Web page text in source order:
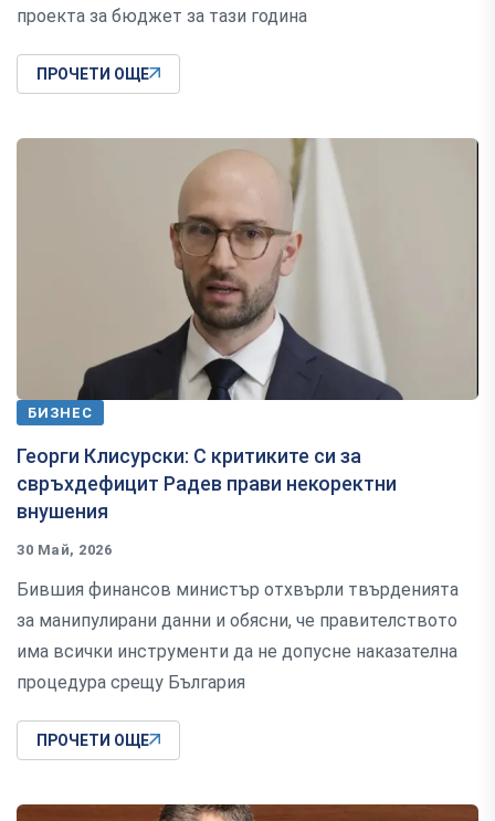
проекта за бюджет за тази година
ПРОЧЕТИ ОЩЕ
БИЗНЕС
Георги Клисурски: С критиките си за
свръхдефицит Радев прави некоректни
внушения
30 Май, 2026
Бившия финансов министър отхвърли твърденията
за манипулирани данни и обясни, че правителството
има всички инструменти да не допусне наказателна
процедура срещу България
ПРОЧЕТИ ОЩЕ